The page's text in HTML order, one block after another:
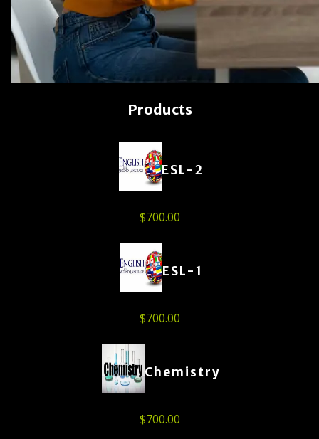
Products
ESL-2
$700.00
ESL-1
$700.00
Chemistry
$700.00